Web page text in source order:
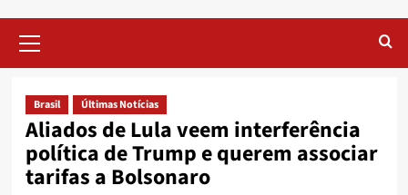
Menu
Brasil Últimas Notícias
Aliados de Lula veem interferência
política de Trump e querem associar
tarifas a Bolsonaro